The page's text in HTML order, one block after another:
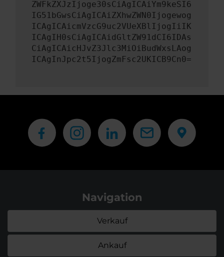
ZWFkZXJzIjoge30sCiAgICAiYm9keSI6
IG51bGwsCiAgICAiZXhwZWN0Ijogewog
ICAgICAicmVzcG9uc2VUeXBlIjogIiIK
ICAgIH0sCiAgICAidGltZW91dCI6IDAs
CiAgICAicHJvZ3Jlc3MiOiBudWxsLAog
ICAgInJpc2t5IjogZmFsc2UKICB9Cn0=
Navigation
Verkauf
Ankauf